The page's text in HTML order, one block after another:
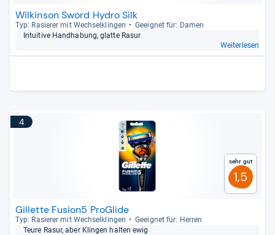
Wilkinson Sword Hydro Silk
Typ: Rasie­rer mit Wech­sel­klin­gen
Geeig­net für: Damen
Intui­tive Hand­ha­bung, glatte Rasur
Weiterlesen
4
Sehr gut
1,5
Gillette Fusion5 ProGlide
Typ: Rasie­rer mit Wech­sel­klin­gen
Geeig­net für: Her­ren
Teure Rasur, aber Klin­gen hal­ten ewig